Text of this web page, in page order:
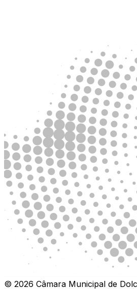
© 2026 Câmara Municipal de